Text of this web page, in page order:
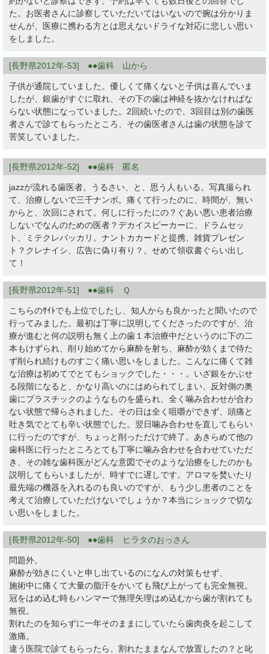
た。お医者さんに診察していただいてはいないので腕は分かりま
せんが、医療に携わる方とは思えないドライな対応に悲しい思い
をしました。
[長野県2012年-53] ●●歯科 山から
子供が通院していました。優しくて痛くないと子供は喜んでいま
したが、銀歯がすぐに取れ、その下の歯は神経を抜かなければな
らない状態になっていました。2回続いたので、3回目は別の歯医
者さんで診てもらったところ、その歯医者さんは歯の状態を診て
苦笑していました。
[長野県2012年-52] ●●歯科 匿名
jazzが流れる歯医者。うるさい、と、思う人もいる。写真撮られ
て、治療しないで三千ナンボ。痛くて行ったのに、時間が、無い
からと、次回にされて。何しに行ったにの？ぐあい悪い患者治療
しないでなんのための医者？デカイスピーカーに、ドラムセッ
ト、ミテクレバッカリ。ナントカカードと提携、雑貨プレゼン
ト？クレナイシ、広告に偽り有り？。せめて領収書ぐらい出し
て！
[長野県2012年-51] ●●歯科 Ｑ
こちらのｻｲﾄでも上位でしたし、知人からも良かったと聞いたので
行ってみました。最初は丁寧に説明してくださったのですが、治
療が進むと何の説明も無く上の歯１本治療中だというのに下の二
本もけずられ、削り始めてから麻酔を射ち、麻酔が効くまで待た
ず削られ続けものすごく痛い思いをしました。こんなに痛くて雑
な治療は初めてでとてもショックでした・・・。いざ銀をかぶせ
る段階になると、かなり高いのにはめられてしまい、反対側の奥
歯にプラスチックのようなものを盛られ、全く噛み合わせが合わ
ない状態で帰らされました。その日は全く咀嚼ができず、頭痛と
吐き気でとても辛い状態でした。翌日噛み合わせを直してもらい
に行ったのですが、ちょっと削っただけで終了。あきらめて他の
歯科医に行ったところとても丁寧に噛み合わせを合わせていただ
き、その雑な歯科医がどんな意図でそのような治療をしたのかも
説明してもらいましたが、時すでに遅しです。アロマを焚いたり
最先端の機器を入れるのも良いのですが、もう少し患者のことを
考えて治療していただけないでしょうか？本当にショックで切な
い思いをしました。
[長野県2012年-50] ●●歯科 ヒラタのおっさん
問題外。
麻酔が効きにくいと申し出ているのになんの対策もせず、
施術中に痛くて大量の脂汗をかいても飛び上がっても完全無視。
冠をはめ込む時もハンマーで無理矢理はめ込むから歯が割れても
無視。
割れたのを知らずに一年そのままにしていたら歯肉炎を起こして
激痛。
違う医院で診てもらったら、割れたままなんで放置したの？と叱